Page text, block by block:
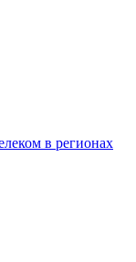
в регионах